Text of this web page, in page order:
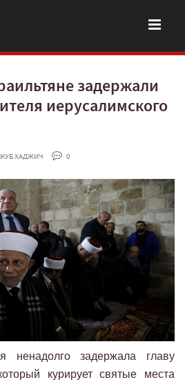
задержали
иерусалимского
ХАДЖИЧ 0
ненадолго задержала главу
курирует святые места